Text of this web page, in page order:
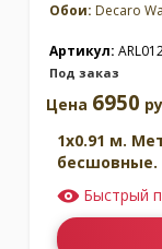
Обои: Decaro
Артикул:
Под заказ
Цена 6950
1x0.91 м.
бесшовные.
Быстрый